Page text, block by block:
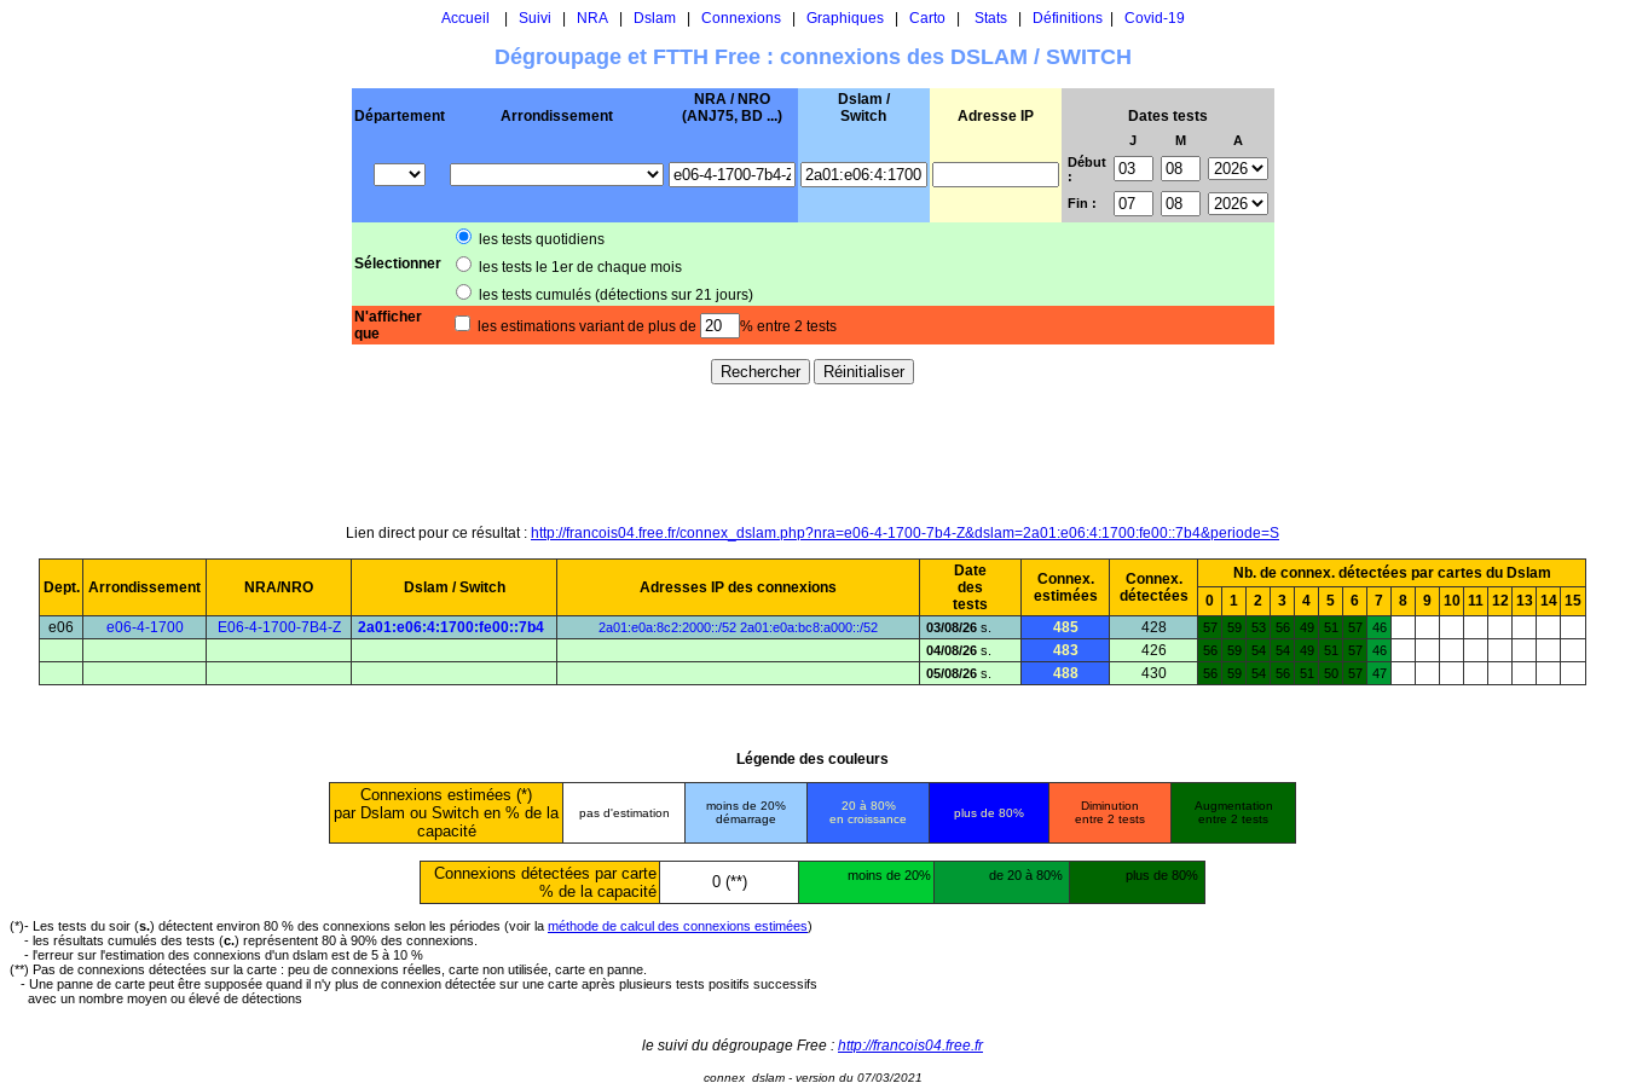
Accueil Suivi NRA| Dslam| Connexions| Graphiques| Carto| Stats| Définitions| Covid-19
Dégroupage et FTTH Free : connexions des DSLAM / SWITCH
Département Arrondissement
NRA / NRO
(ANJ75, BD ...)
Dslam /
Switch
Adresse IP Dates tests
J M
A
Début
:
Fin :
Sélectionner
les tests quotidiens
les tests le 1er de chaque mois
les tests cumulés (détections sur 21 jours)
N'afficher
que
les estimations variant de plus de % entre 2 tests
Lien direct pour ce résultat : http://francois04.free.fr/connex_dslam.php?nra=e06-4-1700-7b4-Z&dslam=2a01:e06:4:1700:fe00::7b4&periode=S
Dept. Arrondissement NRA/NRO Dslam / Switch Adresses IP des connexions
Date
des
tests
Connex.
estimées
Connex.
détectées
Nb. de connex. détectées par cartes du Dslam
0
1 2 3 4 5 6 7 8 9 10 11 12 13 14 15
e06
e06-4-1700 E06-4-1700-7B4-Z 2a01:e06:4:1700:fe00::7b4 2a01:e0a:8c2:2000::/52 2a01:e0a:bc8:a000::/52 03/08/26 s. 485 428 57 59 53 56 49 51 57
46
04/08/26 s. 483 426 56 59 54 54 49 51 57
46
05/08/26 s. 488 430 56 59 54 56 51 50 57 47
Légende des couleurs
Connexions estimées (*)
par Dslam ou Switch en % de la
capacité
pas d'estimation
moins de 20%
démarrage
20 à 80%
en croissance
plus de 80%
Diminution
entre 2 tests
Augmentation
entre 2 tests
Connexions détectées par carte
% de la capacité
0 (**) moins de 20% de 20 à 80% plus de 80%
(*)- Les tests du soir (s.) détectent environ 80 % des connexions selon les périodes (voir la méthode de calcul des connexions estimées)
- les résultats cumulés des tests (c.) représentent 80 à 90% des connexions.
- l'erreur sur l'estimation des connexions d'un dslam est de 5 à 10 %
(**) Pas de connexions détectées sur la carte : peu de connexions réelles, carte non utilisée, carte en panne.
- Une panne de carte peut être supposée quand il n'y plus de connexion détectée sur une carte après plusieurs tests positifs successifs
avec un nombre moyen ou élevé de détections
le suivi du dégroupage Free : http://francois04.free.fr
connex_dslam - version du 07/03/2021